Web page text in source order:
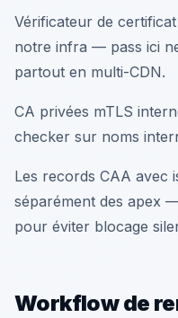
Vérificateur de
notre infra — pass ici
partout en multi-CDN.
CA privées mTLS
checker sur noms
Les records CAA avec
séparément des apex
pour éviter blocage
Workflow de